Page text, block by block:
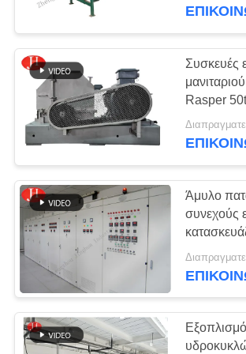
ΕΜΆΣ
ΕΠΙΣΚΈΨΕΙΣ
ΣΤΟ
ΕΡΓΟΣΤΆΣΙΟ
ΠΟΙΌΤΗΤΑΣ
ΕΠΙΚΟΙΝΩΝΉΣΤΕ
ΜΑΖΊ
ΜΑΣ
ΕΙΔΉΣΕΙΣ
μηχανή
επεξεργασίας
μανιόκας
Μηχανή
σίτου
Συσκευές
Rasper
Άμυλο
συνεχούς